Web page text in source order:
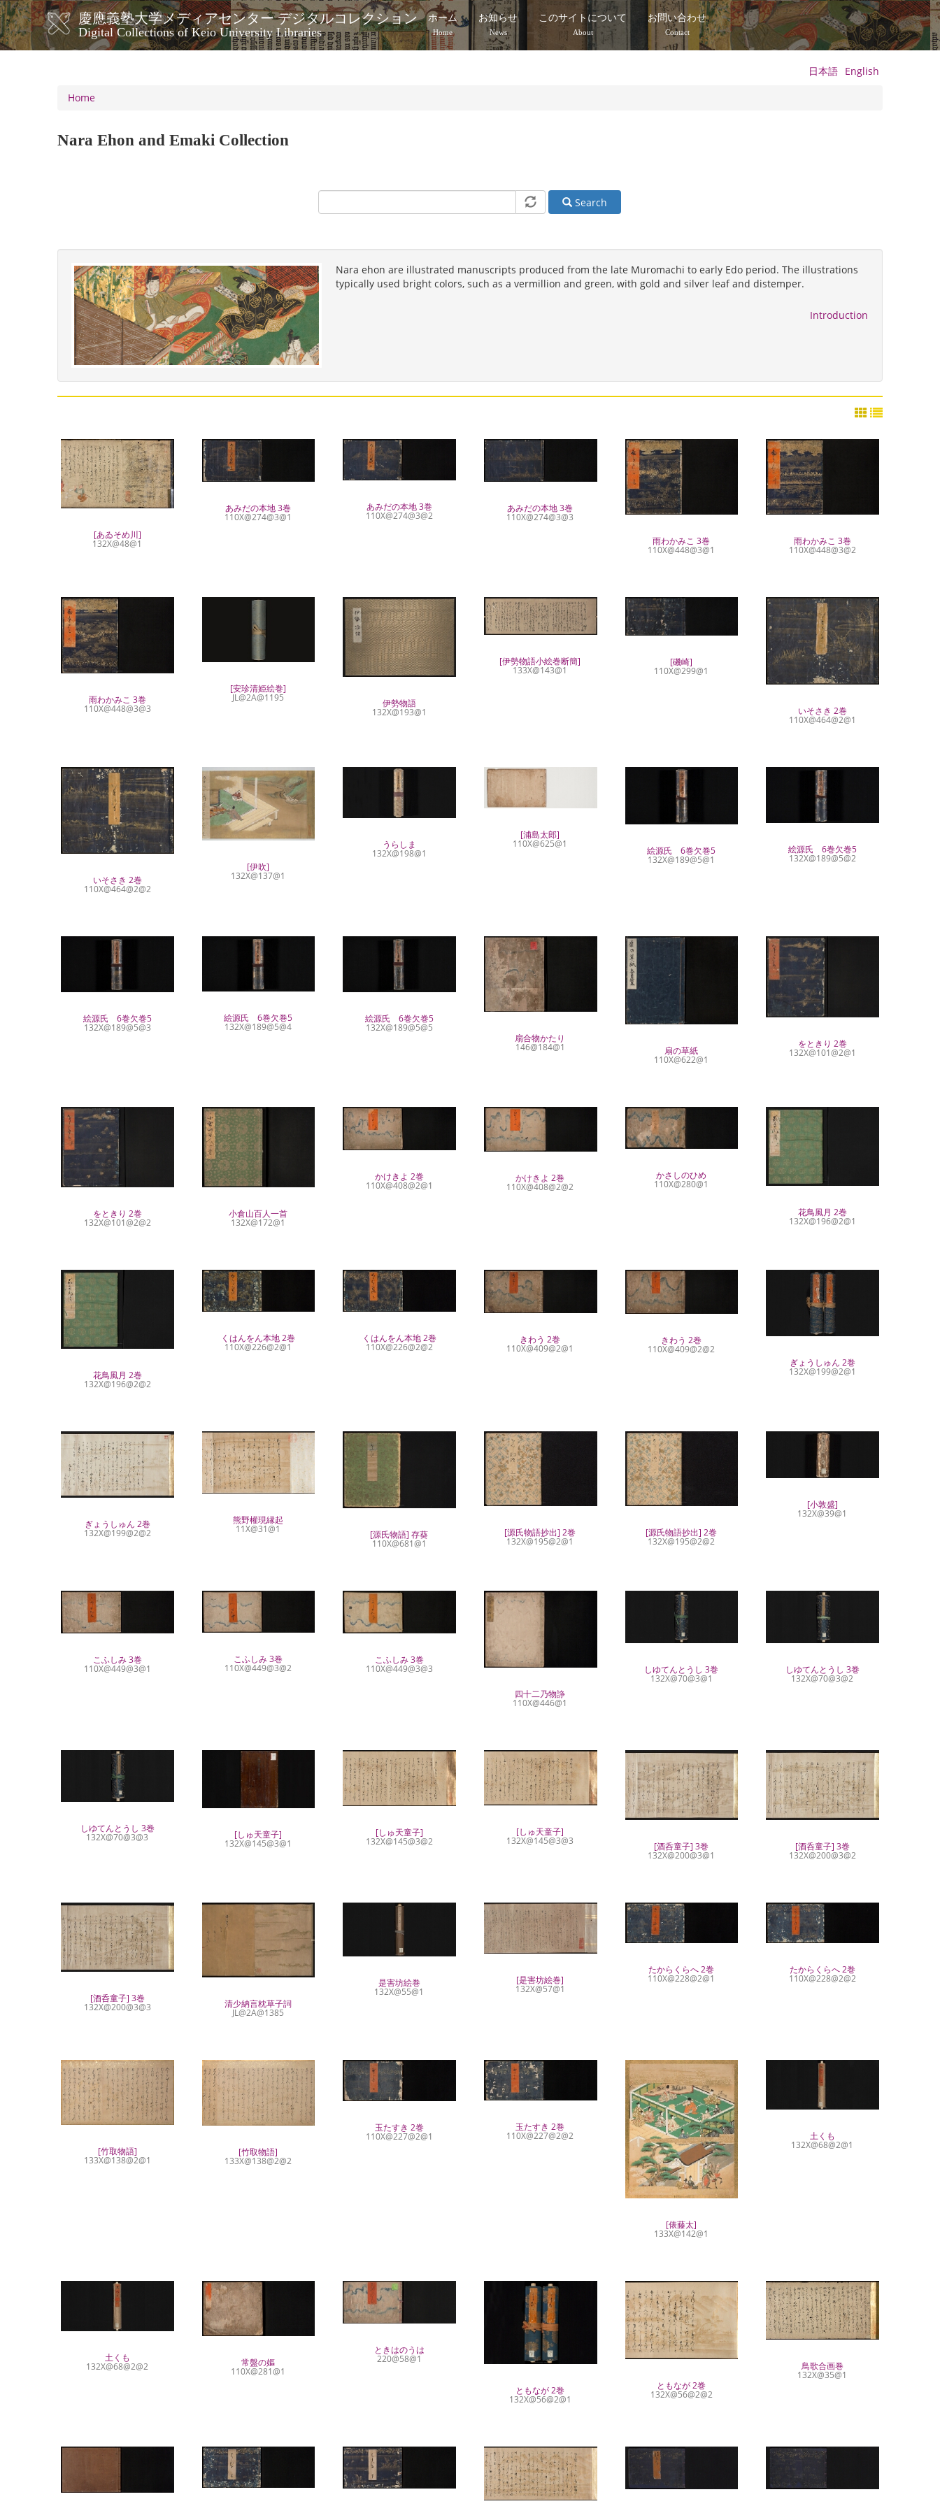
Skip
to
main
content
慶應義塾大学メディアセンター デジタルコレクション
Digital Collections of Keio University Libraries
メ
イ
ビ
シ
ホーム
Home
お知らせ
News
このサイトについて
About
お問い合わせ
Contact
日本語 English
Home
Nara Ehon and Emaki Collection
Search
Nara ehon are illustrated manuscripts produced from the late Muromachi to early Edo period. The illustrations
typically used bright colors, such as a vermillion and green, with gold and silver leaf and distemper.
Introduction
[あゐそめ川]
132X@48@1
あみだの本地 3巻
110X@274@3@1
あみだの本地 3巻
110X@274@3@2
あみだの本地 3巻
110X@274@3@3
雨わかみこ 3巻
110X@448@3@1
雨わかみこ 3巻
110X@448@3@2
雨わかみこ 3巻
110X@448@3@3
[安珍清姫絵巻]
JL@2A@1195 伊勢物語
132X@193@1
[伊勢物語小絵巻断簡]
133X@143@1
[磯崎]
110X@299@1
いそさき 2巻
110X@464@2@1
いそさき 2巻
110X@464@2@2
[伊吹]
132X@137@1
うらしま
132X@198@1
[浦島太郎]
110X@625@1
絵源氏 6巻欠巻5
132X@189@5@1
絵源氏 6巻欠巻5
132X@189@5@2
絵源氏 6巻欠巻5
132X@189@5@3
絵源氏 6巻欠巻5
132X@189@5@4
絵源氏 6巻欠巻5
132X@189@5@5
扇合物かたり
146@184@1 扇の草紙
110X@622@1
をときり 2巻
132X@101@2@1
をときり 2巻
132X@101@2@2
小倉山百人一首
132X@172@1
かけきよ 2巻
110X@408@2@1
かけきよ 2巻
110X@408@2@2
かさしのひめ
110X@280@1
花鳥風月 2巻
132X@196@2@1
花鳥風月 2巻
132X@196@2@2
くはんをん本地 2巻
110X@226@2@1
くはんをん本地 2巻
110X@226@2@2
きわう 2巻
110X@409@2@1
きわう 2巻
110X@409@2@2
ぎょうしゅん 2巻
132X@199@2@1
ぎょうしゅん 2巻
132X@199@2@2
熊野權現縁起
11X@31@1 [源氏物語] 存葵
110X@681@1
[源氏物語抄出] 2巻
132X@195@2@1
[源氏物語抄出] 2巻
132X@195@2@2
[小敦盛]
132X@39@1
こふしみ 3巻
110X@449@3@1
こふしみ 3巻
110X@449@3@2
こふしみ 3巻
110X@449@3@3
四十二乃物諍
110X@446@1
しゆてんとうし 3巻
132X@70@3@1
しゆてんとうし 3巻
132X@70@3@2
しゆてんとうし 3巻
132X@70@3@3 [しゅ天童子]
132X@145@3@1
[しゅ天童子]
132X@145@3@2
[しゅ天童子]
132X@145@3@3 [酒呑童子] 3巻
132X@200@3@1
[酒呑童子] 3巻
132X@200@3@2
[酒呑童子] 3巻
132X@200@3@3 清少納言枕草子詞
JL@2A@1385
是害坊絵巻
132X@55@1
[是害坊絵巻]
132X@57@1
たからくらへ 2巻
110X@228@2@1
たからくらへ 2巻
110X@228@2@2
[竹取物語]
133X@138@2@1
[竹取物語]
133X@138@2@2
玉たすき 2巻
110X@227@2@1
玉たすき 2巻
110X@227@2@2
[俵藤太]
133X@142@1
土くも
132X@68@2@1
土くも
132X@68@2@2 常盤の嫗
110X@281@1
ときはのうは
220@58@1
ともなが 2巻
132X@56@2@1
ともなが 2巻
132X@56@2@2
鳥歌合画巻
132X@35@1